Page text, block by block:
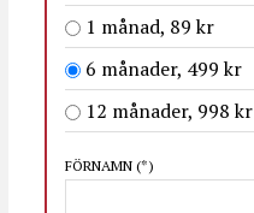
1 månad, 89 kr
6 månader, 499 kr
12 månader, 998 kr
FÖRNAMN (*)